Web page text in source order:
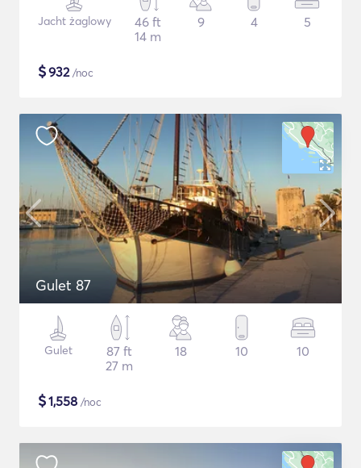
Jacht żaglowy
46 ft
14 m
9 4 5
$932/noc
Gulet 87
Gulet
87 ft
27 m
18 10 10
$1,558 /noc